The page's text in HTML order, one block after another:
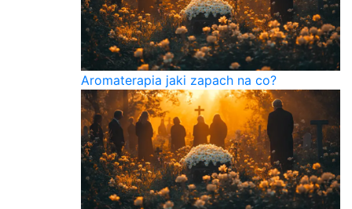
Aromaterapia jaki zapach na co?